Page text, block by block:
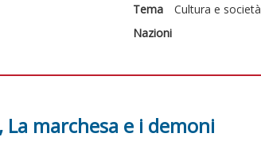
Tema
Cultura e società
Nazioni
marchesa e i demoni